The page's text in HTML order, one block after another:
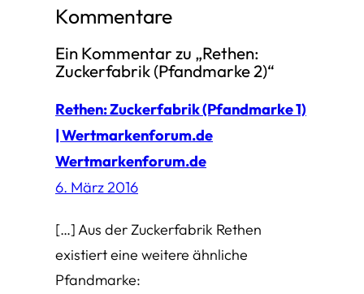
Kommentare
Ein Kommentar zu „Rethen:
Zuckerfabrik (Pfandmarke 2)“
Rethen: Zuckerfabrik (Pfandmarke 1)
| Wertmarkenforum.de
Wertmarkenforum.de
6. März 2016
[…] Aus der Zuckerfabrik Rethen
existiert eine weitere ähnliche
Pfandmarke: